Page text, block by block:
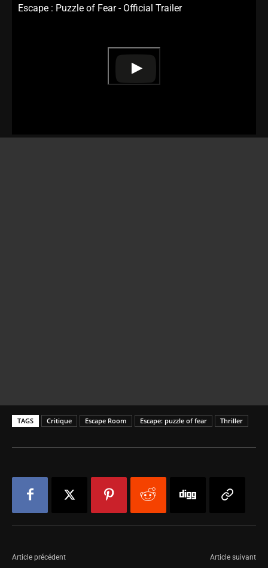
Escape : Puzzle of Fear - Official Trailer
TAGS Critique Escape Room Escape: puzzle of fear Thriller
Article précédent Article suivant